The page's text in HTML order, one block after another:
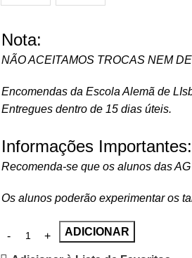
Nota:
NÃO ACEITAMOS TROCAS NEM
Encomendas da Escola Alemã de
Entregues dentro de 15 dias úteis.
Informações Importantes:
Recomenda-se que os alunos das
Os alunos poderão experimentar os
ADICIONAR